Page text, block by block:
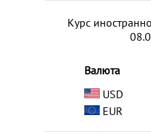
Курс
Валюта
USD
EUR